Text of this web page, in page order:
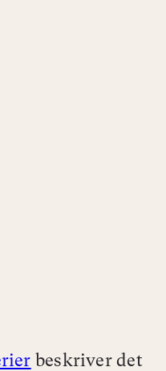
beskriver det